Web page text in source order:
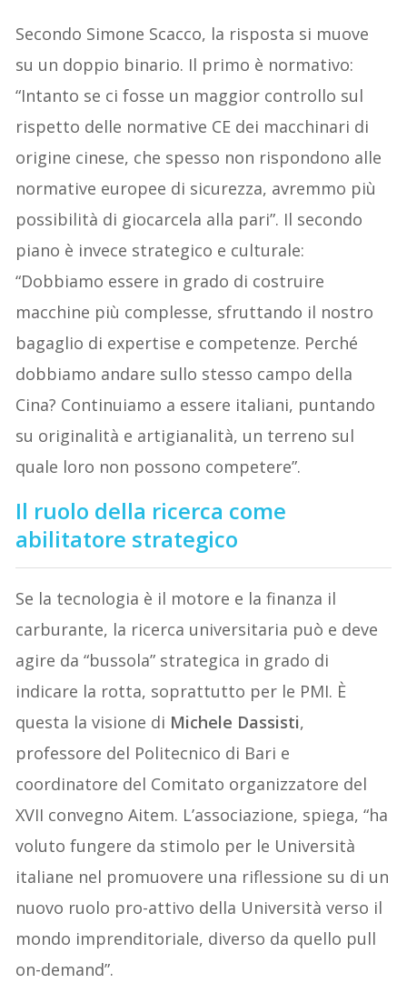
Secondo Simone Scacco, la risposta si muove
su un doppio binario. Il primo è normativo:
“Intanto se ci fosse un maggior controllo sul
rispetto delle normative CE dei macchinari di
origine cinese, che spesso non rispondono alle
normative europee di sicurezza, avremmo più
possibilità di giocarcela alla pari”. Il secondo
piano è invece strategico e culturale:
“Dobbiamo essere in grado di costruire
macchine più complesse, sfruttando il nostro
bagaglio di expertise e competenze. Perché
dobbiamo andare sullo stesso campo della
Cina? Continuiamo a essere italiani, puntando
su originalità e artigianalità, un terreno sul
quale loro non possono competere”.
Il ruolo della ricerca come
abilitatore strategico
Se la tecnologia è il motore e la finanza il
carburante, la ricerca universitaria può e deve
agire da “bussola” strategica in grado di
indicare la rotta, soprattutto per le PMI. È
questa la visione di Michele Dassisti,
professore del Politecnico di Bari e
coordinatore del Comitato organizzatore del
XVII convegno Aitem. L’associazione, spiega, “ha
voluto fungere da stimolo per le Università
italiane nel promuovere una riflessione su di un
nuovo ruolo pro-attivo della Università verso il
mondo imprenditoriale, diverso da quello pull
on-demand”.